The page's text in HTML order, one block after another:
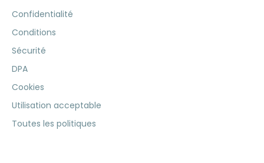
Confidentialité
Conditions
Sécurité
DPA
Cookies
Utilisation acceptable
Toutes les politiques